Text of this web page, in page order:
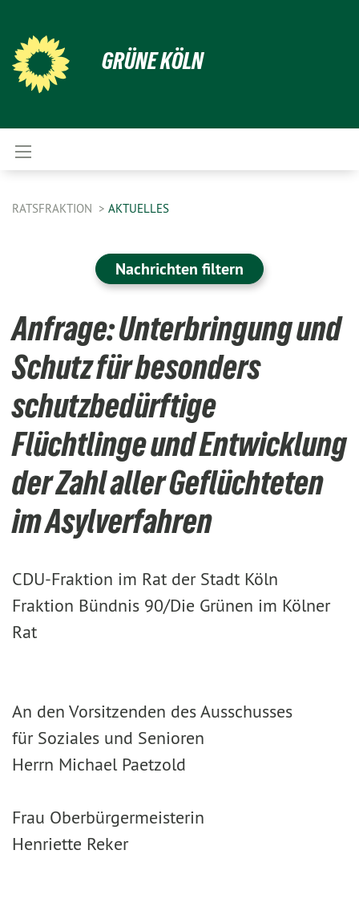
GRÜNE KÖLN
RATSFRAKTION AKTUELLES
Nachrichten filtern
Anfrage: Unterbringung und
Schutz für besonders
schutzbedürftige
Flüchtlinge und Entwicklung
der Zahl aller Geflüchteten
im Asylverfahren
CDU-Fraktion im Rat der Stadt Köln
Fraktion Bündnis 90/Die Grünen im Kölner
Rat
An den Vorsitzenden des Ausschusses
für Soziales und Senioren
Herrn Michael Paetzold
Frau Oberbürgermeisterin
Henriette Reker